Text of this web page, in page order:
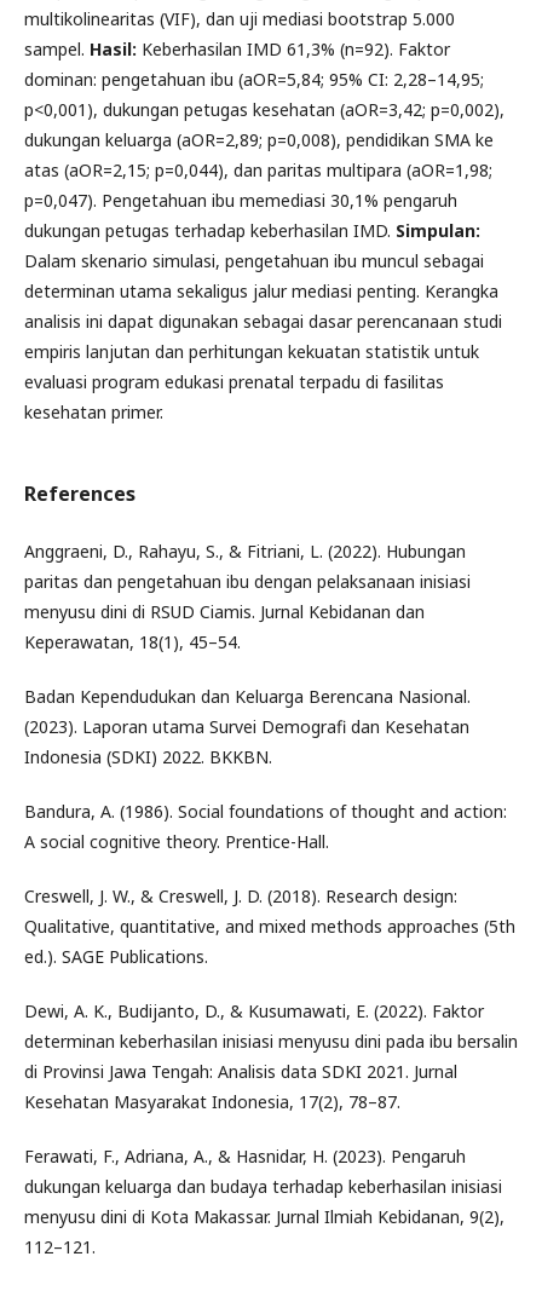
multikolinearitas (VIF), dan uji mediasi bootstrap 5.000
sampel. Hasil: Keberhasilan IMD 61,3% (n=92). Faktor
dominan: pengetahuan ibu (aOR=5,84; 95% CI: 2,28–14,95;
p<0,001), dukungan petugas kesehatan (aOR=3,42; p=0,002),
dukungan keluarga (aOR=2,89; p=0,008), pendidikan SMA ke
atas (aOR=2,15; p=0,044), dan paritas multipara (aOR=1,98;
p=0,047). Pengetahuan ibu memediasi 30,1% pengaruh
dukungan petugas terhadap keberhasilan IMD. Simpulan:
Dalam skenario simulasi, pengetahuan ibu muncul sebagai
determinan utama sekaligus jalur mediasi penting. Kerangka
analisis ini dapat digunakan sebagai dasar perencanaan studi
empiris lanjutan dan perhitungan kekuatan statistik untuk
evaluasi program edukasi prenatal terpadu di fasilitas
kesehatan primer.
References
Anggraeni, D., Rahayu, S., & Fitriani, L. (2022). Hubungan
paritas dan pengetahuan ibu dengan pelaksanaan inisiasi
menyusu dini di RSUD Ciamis. Jurnal Kebidanan dan
Keperawatan, 18(1), 45–54.
Badan Kependudukan dan Keluarga Berencana Nasional.
(2023). Laporan utama Survei Demografi dan Kesehatan
Indonesia (SDKI) 2022. BKKBN.
Bandura, A. (1986). Social foundations of thought and action:
A social cognitive theory. Prentice-Hall.
Creswell, J. W., & Creswell, J. D. (2018). Research design:
Qualitative, quantitative, and mixed methods approaches (5th
ed.). SAGE Publications.
Dewi, A. K., Budijanto, D., & Kusumawati, E. (2022). Faktor
determinan keberhasilan inisiasi menyusu dini pada ibu bersalin
di Provinsi Jawa Tengah: Analisis data SDKI 2021. Jurnal
Kesehatan Masyarakat Indonesia, 17(2), 78–87.
Ferawati, F., Adriana, A., & Hasnidar, H. (2023). Pengaruh
dukungan keluarga dan budaya terhadap keberhasilan inisiasi
menyusu dini di Kota Makassar. Jurnal Ilmiah Kebidanan, 9(2),
112–121.